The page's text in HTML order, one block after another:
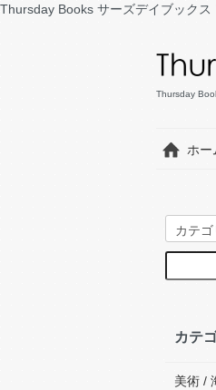
Thursday Books サーズデイブック
Thursday
ホー
カテ
美術 /